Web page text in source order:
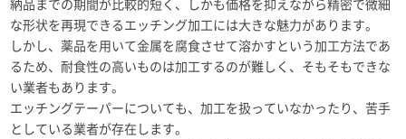
納品までの期間が比較的短く、しかも価格を抑えながら精密で微細
な形状を再現できるエッチング加工には大きな魅力があります。
しかし、薬品を用いて金属を腐食させて溶かすという加工方法であ
るため、耐食性の高いものは加工するのが難しく、そもそもできな
い業者もあります。
エッチングテーパーについても、加工を扱っていなかったり、苦手
としている業者が存在します。